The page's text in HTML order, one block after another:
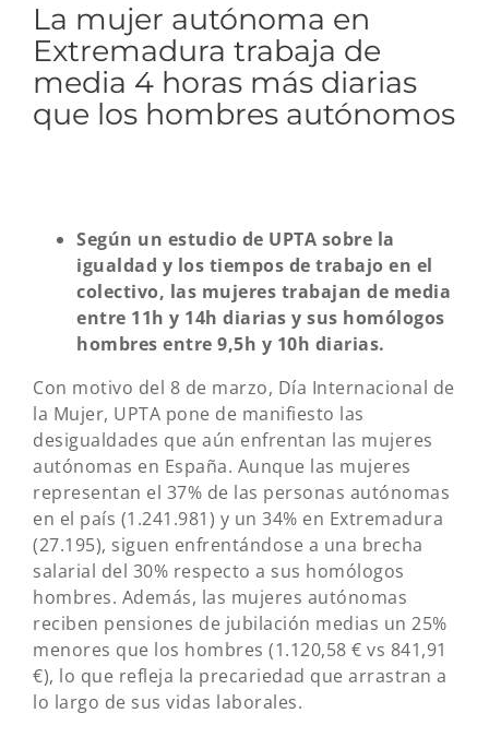
La mujer autónoma en
Extremadura trabaja de
media 4 horas más diarias
que los hombres autónomos
Según un estudio de UPTA sobre la
igualdad y los tiempos de trabajo en el
colectivo, las mujeres trabajan de media
entre 11h y 14h diarias y sus homólogos
hombres entre 9,5h y 10h diarias.
Con motivo del 8 de marzo, Día Internacional de
la Mujer, UPTA pone de manifiesto las
desigualdades que aún enfrentan las mujeres
autónomas en España. Aunque las mujeres
representan el 37% de las personas autónomas
en el país (1.241.981) y un 34% en Extremadura
(27.195), siguen enfrentándose a una brecha
salarial del 30% respecto a sus homólogos
hombres. Además, las mujeres autónomas
reciben pensiones de jubilación medias un 25%
menores que los hombres (1.120,58 € vs 841,91
€), lo que refleja la precariedad que arrastran a
lo largo de sus vidas laborales.